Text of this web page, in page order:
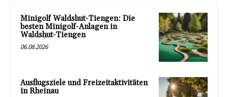
Minigolf Waldshut-Tiengen: Die
besten Minigolf-Anlagen in
Waldshut-Tiengen
06.08.2026
Ausflugsziele und Freizeitaktivitäten
in Rheinau